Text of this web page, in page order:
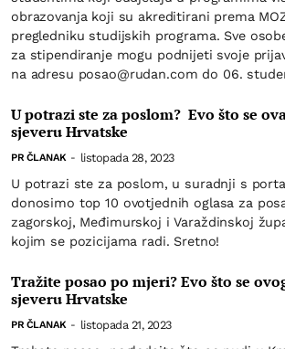
obrazovanja koji su akreditirani prema
pregledniku studijskih programa. Sve
za stipendiranje mogu podnijeti svoje
na adresu posao@rudan.com do 06.
U potrazi ste za poslom? Evo što se
sjeveru Hrvatske
PR ČLANAK - listopada 28, 2023
U potrazi ste za poslom, u suradnji s
donosimo top 10 ovotjednih oglasa za
zagorskoj, Međimurskoj i Varaždinskoj
kojim se pozicijama radi. Sretno!
Tražite posao po mjeri? Evo što se
sjeveru Hrvatske
PR ČLANAK - listopada 21, 2023